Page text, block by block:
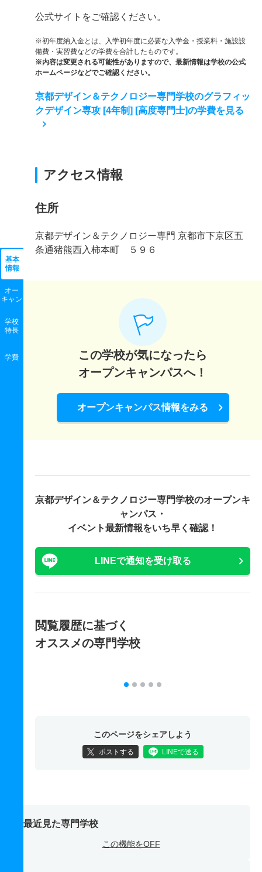
基本
情報
オー
キャン
学校
特長
学費
公式サイトをご確認ください。
※初年度納入金とは、入学初年度に必要な入学金・授業料・施設設
備費・実習費などの学費を合計したものです。
※内容は変更される可能性がありますので、最新情報は学校の公式
ホームページなどでご確認ください。
京都デザイン＆テクノロジー専門学校のグラフィッ
クデザイン専攻 [4年制] [高度専門士]の学費を見る
アクセス情報
住所
京都デザイン＆テクノロジー専門 京都市下京区五
条通猪熊西入柿本町 ５９６
この学校が気になったら
オープンキャンパスへ！
オープンキャンパス情報をみる
京都デザイン＆テクノロジー専門学校のオープンキ
ャンパス・
イベント最新情報をいち早く確認！
LINEで通知を受け取る
閲覧履歴に基づく
オススメの専門学校
このページをシェアしよう
ポストする LINEで送る
最近見た専門学校
この機能をOFF